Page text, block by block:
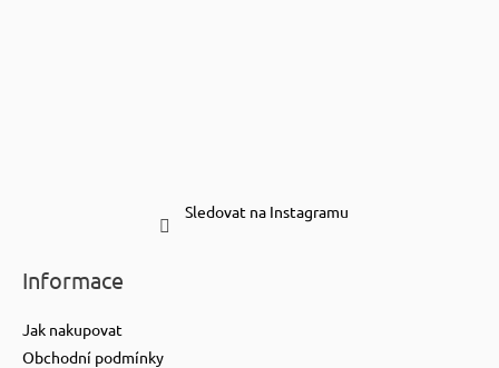
Sledovat na Instagramu
Informace
Jak nakupovat
Obchodní podmínky